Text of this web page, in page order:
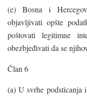
(e) Bosna i
objavljivati opšte
poštovati legitimne
obezbjeđivati da se
Član 6
(a) U svrhe podsticanja